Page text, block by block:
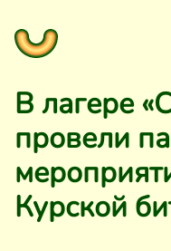
В лагере
провели
Курской